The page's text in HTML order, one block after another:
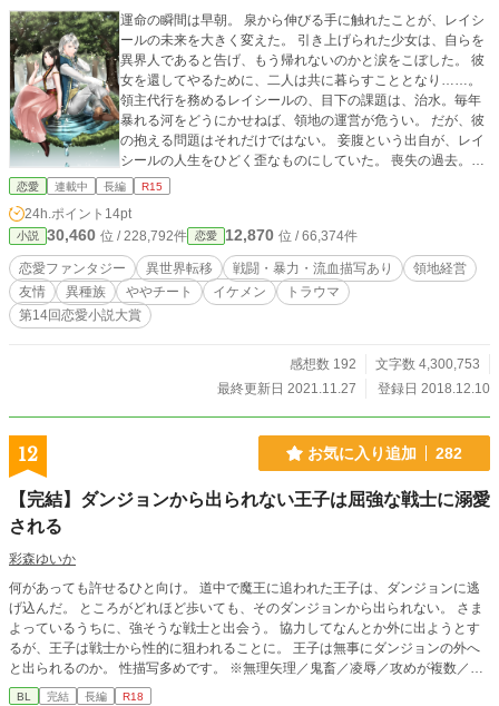
運命の瞬間は早朝。 泉から伸びる手に触れたことが、レイシ
ールの未来を大きく変えた。 引き上げられた少女は、自らを
異界人であると告げ、もう帰れないのかと涙をこぼした。 彼
女を還してやるために、二人は共に暮らすこととなり……。
領主代行を務めるレイシールの、目下の課題は、治水。毎年
暴れる河をどうにかせねば、領地の運営が危うい。 だが、彼
の抱える問題はそれだけではない。 妾腹という出自が、レイ
シールの人生をひどく歪なものにしていた。 喪失の過去。嵐
中の彼方にある未来。二人は選んだ道の先に何を得るのか！
恋愛 連載中 長編 R15
24h.ポイント 14pt
小説 30,460 位 / 228,792件 恋愛 12,870 位 / 66,374件
恋愛ファンタジー 異世界転移 戦闘・暴力・流血描写あり
領地経営
友情
異種族 ややチート イケメン
トラウマ
第14回恋愛小説大賞
感想数 192
文字数 4,300,753
最終更新日 2021.11.27
登録日 2018.12.10
12 お気に入り追加 282
【完結】ダンジョンから出られない王子は屈強な戦士に溺愛
される
彩森ゆいか
何があっても許せるひと向け。 道中で魔王に追われた王子は、ダンジョンに逃
げ込んだ。 ところがどれほど歩いても、そのダンジョンから出られない。 さま
よっているうちに、強そうな戦士と出会う。 協力してなんとか外に出ようとす
るが、王子は戦士から性的に狙われることに。 王子は無事にダンジョンの外へ
と出られるのか。 性描写多めです。 ※無理矢理／鬼畜／凌辱／攻めが複数／総
受け／愛のない行為／愛のある行為／寝取られ要素／お清めHなどが含まれます
BL 完結 長編 R18